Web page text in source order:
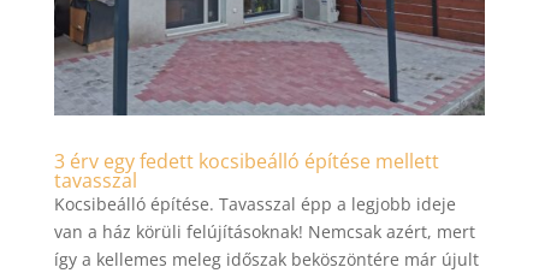
3 érv egy fedett kocsibeálló építése mellett
tavasszal
Kocsibeálló építése. Tavasszal épp a legjobb ideje
van a ház körüli felújításoknak! Nemcsak azért, mert
így a kellemes meleg időszak beköszöntére már újult